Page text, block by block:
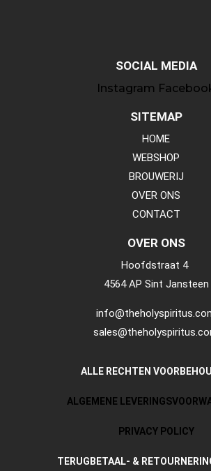
SOCIAL MEDIA
Instagram
SITEMAP
HOME
WEBSHOP
BROUWERIJ
OVER ONS
CONTACT
OVER ONS
Hoofdstraat 4
4564 AP Sint Jansteen
ALLE RECHTEN
ALGEMENE
PRIVACY POLICY
TERUGBETAAL- &